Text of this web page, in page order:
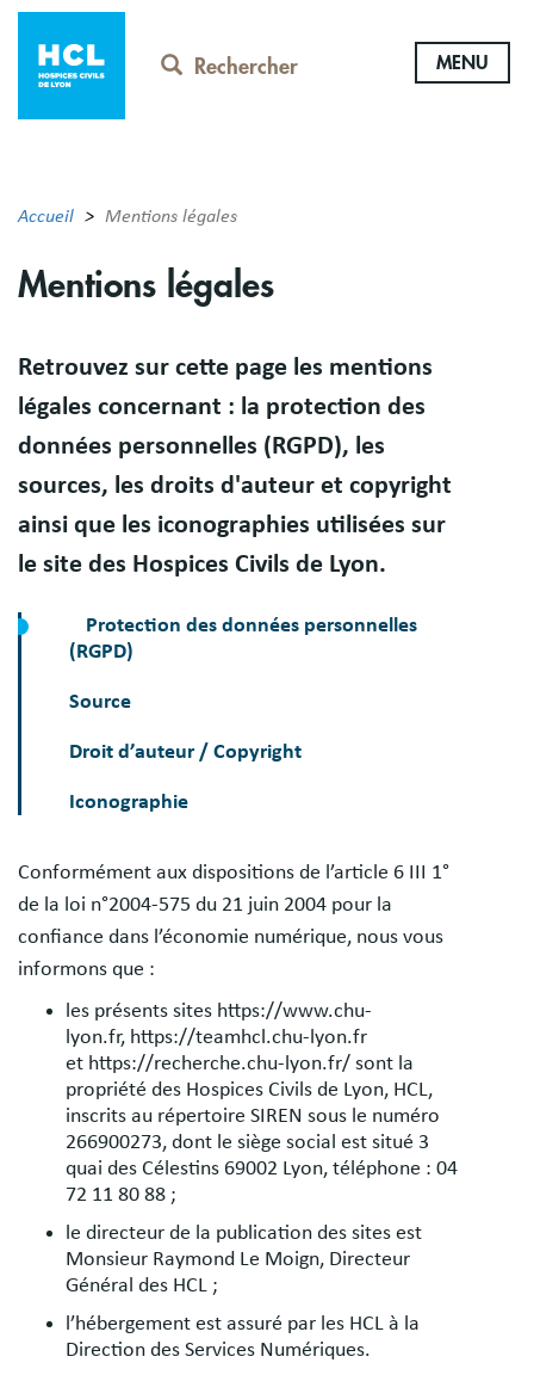
Aller
contenu
principal
Rechercher MENU
Accueil Mentions légales
Mentions légales
Résumé
Retrouvez sur cette page les mentions
légales concernant : la protection des
données personnelles (RGPD), les
sources, les droits d'auteur et copyright
ainsi que les iconographies utilisées sur
le site des Hospices Civils de Lyon.
Protection des données personnelles
(RGPD)
Source
Droit d’auteur / Copyright
Iconographie
Conformément aux dispositions de l’article 6 III 1°
de la loi n°2004-575 du 21 juin 2004 pour la
confiance dans l’économie numérique, nous vous
informons que :
les présents sites https://www.chu-
lyon.fr, https://teamhcl.chu-lyon.fr
et https://recherche.chu-lyon.fr/ sont la
propriété des Hospices Civils de Lyon, HCL,
inscrits au répertoire SIREN sous le numéro
266900273, dont le siège social est situé 3
quai des Célestins 69002 Lyon, téléphone : 04
72 11 80 88 ;
le directeur de la publication des sites est
Monsieur Raymond Le Moign, Directeur
Général des HCL ;
l’hébergement est assuré par les HCL à la
Direction des Services Numériques.